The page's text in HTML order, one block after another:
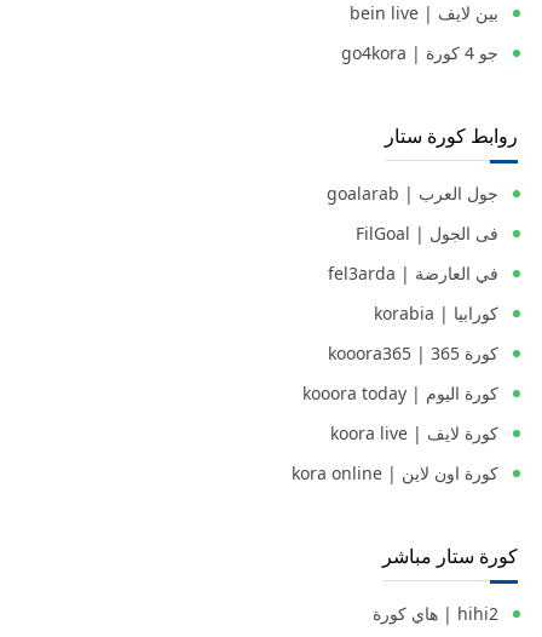
بين لايف | bein live
جو 4 كورة | go4kora
روابط كورة ستار
جول العرب | goalarab
فى الجول | FilGoal
في العارضة | fel3arda
كورابيا | korabia
كورة 365 | kooora365
كورة اليوم | kooora today
كورة لايف | koora live
كورة اون لاين | kora online
كورة ستار مباشر
hihi2 | هاي كورة